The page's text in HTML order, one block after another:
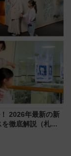
2026年最新の新
徹底解説（札幌